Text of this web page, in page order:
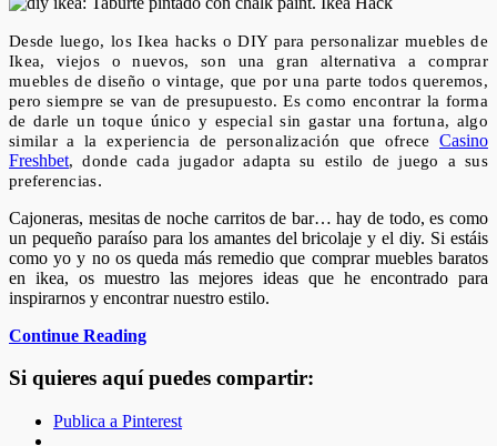
Desde luego, los Ikea hacks o DIY para personalizar muebles de
Ikea, viejos o nuevos, son una gran alternativa a comprar
muebles de diseño o vintage, que por una parte todos queremos,
pero siempre se van de presupuesto. Es como encontrar la forma
de darle un toque único y especial sin gastar una fortuna, algo
similar a la experiencia de personalización que ofrece Casino
Freshbet, donde cada jugador adapta su estilo de juego a sus
preferencias.
Cajoneras, mesitas de noche carritos de bar… hay de todo, es como
un pequeño paraíso para los amantes del bricolaje y el diy. Si estáis
como yo y no os queda más remedio que comprar muebles baratos
en ikea, os muestro las mejores ideas que he encontrado para
inspirarnos y encontrar nuestro estilo.
Continue Reading
Si quieres aquí puedes compartir:
Publica a Pinterest